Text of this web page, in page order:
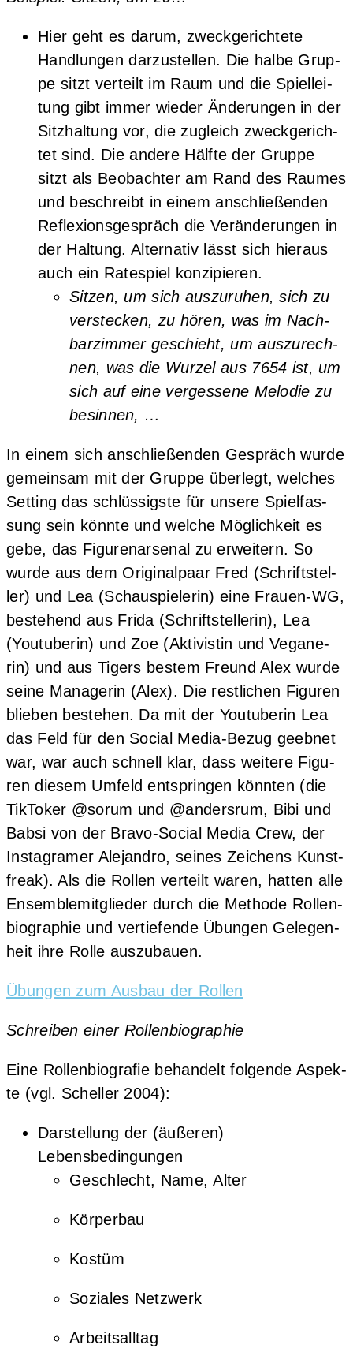
Hier geht es dar­um, zweck­ge­rich­te­te
Hand­lun­gen dar­zu­stel­len. Die hal­be Grup­
pe sitzt ver­teilt im Raum und die Spiel­lei­
tung gibt immer wie­der Ände­run­gen in der
Sitz­hal­tung vor, die zugleich zweck­ge­rich­
tet sind. Die ande­re Hälf­te der Grup­pe
sitzt als Beob­ach­ter am Rand des Rau­mes
und beschreibt in einem anschlie­ßen­den
Refle­xi­ons­ge­spräch die Ver­än­de­run­gen in
der Hal­tung. Alter­na­tiv lässt sich hier­aus
auch ein Rate­spiel konzipieren.
Sit­zen, um sich aus­zu­ru­hen, sich zu
ver­ste­cken, zu hören, was im Nach­
bar­zim­mer geschieht, um aus­zu­rech­
nen, was die Wur­zel aus 7654 ist, um
sich auf eine ver­ges­se­ne Melo­die zu
besinnen, …
In einem sich anschlie­ßen­den Gespräch wur­de
gemein­sam mit der Grup­pe über­legt, wel­ches
Set­ting das schlüs­sigs­te für unse­re Spiel­fas­
sung sein könn­te und wel­che Mög­lich­keit es
gebe, das Figu­ren­ar­se­nal zu erwei­tern. So
wur­de aus dem Ori­gi­nal­paar Fred (Schrift­stel­
ler) und Lea (Schau­spie­le­rin) eine Frau­en-WG,
bestehend aus Fri­da (Schrift­stel­le­rin), Lea
(You­tube­rin) und Zoe (Akti­vis­tin und Vega­ne­
rin) und aus Tigers bes­tem Freund Alex wur­de
sei­ne Mana­ge­rin (Alex). Die rest­li­chen Figu­ren
blie­ben bestehen. Da mit der You­tube­rin Lea
das Feld für den Social Media-Bezug geeb­net
war, war auch schnell klar, dass wei­te­re Figu­
ren die­sem Umfeld ent­sprin­gen könn­ten (die
Tik­To­ker @sorum und @andersrum, Bibi und
Bab­si von der Bra­vo-Social Media Crew, der
Insta­gra­mer Ale­jan­dro, sei­nes Zei­chens Kunst­
freak). Als die Rol­len ver­teilt waren, hat­ten alle
Ensem­ble­mit­glie­der durch die Metho­de Rol­len­
bio­gra­phie und ver­tie­fen­de Übun­gen Gele­gen­
heit ihre Rol­le auszubauen.
Übun­gen zum Aus­bau der Rollen
Schrei­ben einer Rollenbiographie
Eine Rol­len­bio­gra­fie behan­delt fol­gen­de Aspek­
te (vgl. Schel­ler 2004):
Dar­stel­lung der (äuße­ren)
Lebensbedingungen
Geschlecht, Name, Alter
Kör­per­bau
Kos­tüm
Sozia­les Netzwerk
Arbeits­all­tag